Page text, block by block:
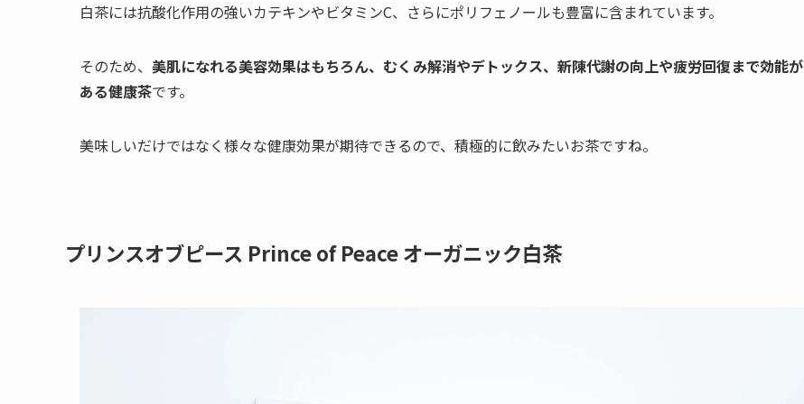
白茶には抗酸化作用の強いカテキンやビタミンC、さらにポリフェノールも豊富に含まれています。
そのため、 美肌になれる美容効果はもちろん、むくみ解消やデトックス、新陳代謝の向上や疲労回復まで効能が
ある健康茶です。
美味しいだけではなく様々な健康効果が期待できるので、積極的に飲みたいお茶ですね。
プリンスオブピース Prince of Peace オーガニック白茶